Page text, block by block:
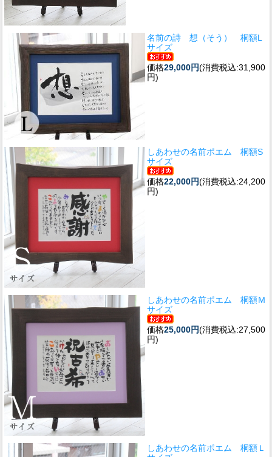
名前の詩 想（そう） 桐額L
サイズ
価格29,000円(消費税込:31,900
円)
しあわせの名前ポエム 桐額S
サイズ
価格22,000円(消費税込:24,200
円)
しあわせの名前ポエム 桐額Ｍ
サイズ
価格25,000円(消費税込:27,500
円)
しあわせの名前ポエム 桐額Ｌ